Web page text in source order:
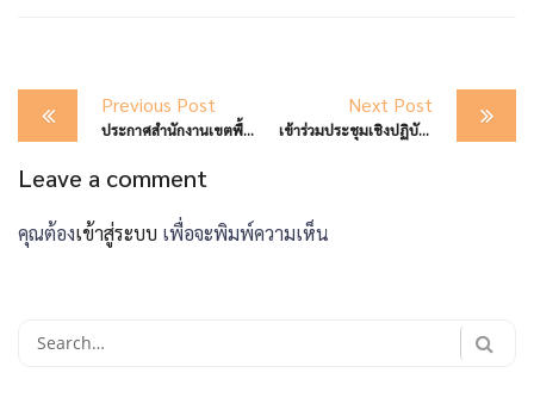
Post
navigation
Previous Post
ประกาศสำนักงานเขตพื้นที่การศึกษามัธยมศึกษาตาก เรื่อง ผลการพิจารณาคัดเลือกนักเรียนเพื่อเข้าร่วมโครงการส่งเสริมการมีรายได้ให้แก่นักษ์ (ทุนแลกงาน) ประจำปี พ.ศ. ๒๕๖๙
Next Post
เข้าร่วมประชุมเชิงปฏิบัติการหลักสูตร “เสริมสร้างความรู้ทักษะด้านการเบิกจ่าย ค่าใช้จ่ายในการเดินทางไปราชการ ค่าใช้จ่ายในการฝึกอบรมการจัดงาน และการใช้จ่ายเงินอุดหนุน”
Leave a comment
คุณต้องเข้าสู่ระบบ เพื่อจะพิมพ์ความเห็น
Search